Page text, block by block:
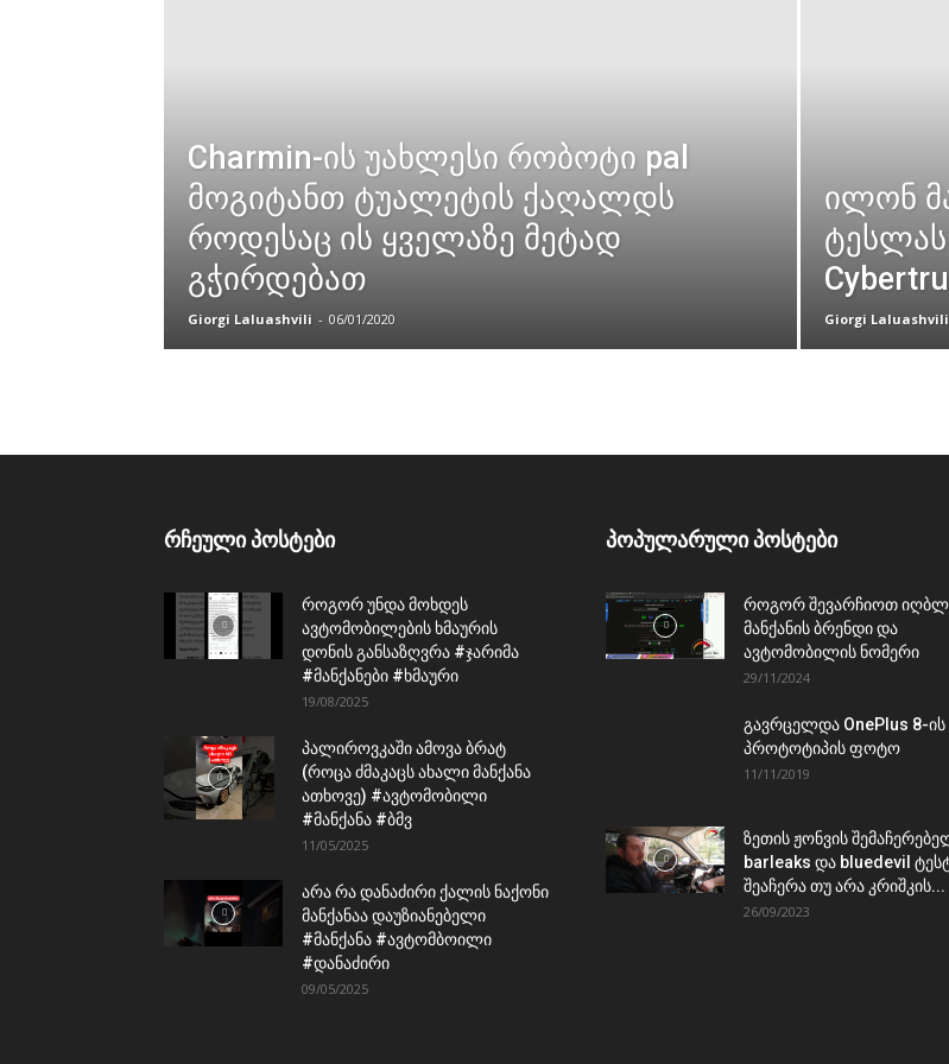
Charmin-ის უახლესი რობოტი pal
მოგიტანთ ტუალეტის ქაღალდს
როდესაც ის ყველაზე მეტად
გჭირდებათ
Giorgi Laluashvili - 06/01/2020
ილონ
Giorgi Laluashvili
რჩეული პოსტები
როგორ უნდა მოხდეს
ავტომობილების ხმაურის
დონის განსაზღვრა #ჯარიმა
#მანქანები #ხმაური
19/08/2025
პალიროვკაში ამოვა ბრატ
(როცა ძმაკაცს ახალი მანქანა
ათხოვე) #ავტომობილი
#მანქანა #ბმვ
11/05/2025
არა რა დანაძირი ქალის ნაქონი
მანქანაა დაუზიანებელი
#მანქანა #ავტომბოილი
#დანაძირი
09/05/2025
პოპულარული პოსტები
როგორ შევარჩიოთ
მანქანის ბრენდი და
ავტომობილის ნომერი
29/11/2024
გავრცელდა OnePlus 8-ის
პროტოტიპის ფოტო
11/11/2019
ზეთის ჟონვის
barleaks და bluedevil
შეაჩერა თუ არა კრიშკის...
26/09/2023